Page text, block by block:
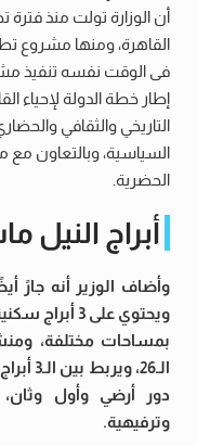
أن الوزارة تولت منذ
القاهرة، ومنها مشروع
فى الوقت نفسه تنفيذ
إطار خطة الدولة لإحياء
التاريخي والثقافي
السياسية، وبالتعاون مع
الحضرية.
أبراج النيل
وأضاف الوزير أنه جارً
بمساحات مختلفة،
الـ26،
دور أرضي وأول
وترفيهية.